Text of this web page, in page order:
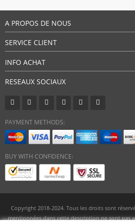
A PROPOS DE NOUS
SERVICE CLIENT
INFO ACHAT
RESEAUX SOCIAUX
PAYMENT METHODS:
BUY WITH CONFIDENCE:
Copyright 2018-2024. Tous les droits sont
mentionnées dans cette description ne sont pas